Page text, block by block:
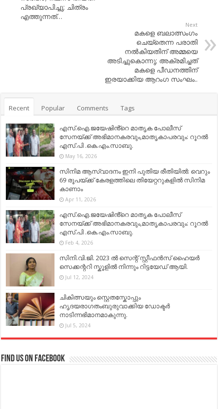
പ്രഖ്യാപിച്ചു; ചിത്രം
എത്തുന്നത്…
Next
മകളെ ബലാത്സംഗം
ചെയ്‌തെന്ന പരാതി
നല്‍കിയതിന് അമ്മയെ
അടിച്ചുകൊന്നു; അക്രമിച്ചത്
മകളെ പീഡനത്തിന്
ഇരയാക്കിയ ആറംഗ സംഘം..
Recent Popular Comments Tags
എസ്.ഐ.ജയേഷിൻ്റെ മാതൃക പോലീസ്
സേനയ്ക്ക് അഭിമാനകരവും,മാതൃകാപരവും: റൂറൽ
എസ്.പി .കെ.എം.സാബു.
May 16, 2026
സിനിമ ആസ്വാദനം ഇനി പുതിയ രീതിയിൽ: വെറും
69 രൂപയ്ക്ക് കേരളത്തിലെ തിയേറ്ററുകളിൽ സിനിമ
കാണാം
Apr 11, 2026
എസ്.ഐ.ജയേഷിൻ്റെ മാതൃക പോലീസ്
സേനയ്ക്ക് അഭിമാനകരവും,മാതൃകാപരവും: റൂറൽ
എസ്.പി .കെ.എം.സാബു.
Feb 4, 2026
സിനി.വി.ജി. 2023 ൽ സെന്റ് സ്റ്റീഫൻസ് ഹൈയർ
സെക്കന്ററി സ്കൂളിൽ നിന്നും റിട്ടയേഡ് ആയി.
Jul 12, 2024
ചികിത്സയും സ്റ്റെതസ്കോപ്പും
ഹൃദയരാഗതംബുരുവാക്കിയ ഡോക്ടർ
നാടിന്നഭിമാനമാകുന്നു.
Jul 5, 2024
Find us on Facebook